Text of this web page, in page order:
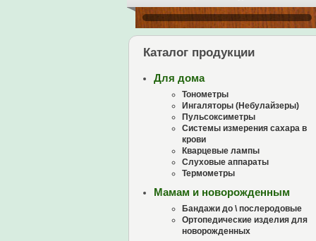
Каталог продукции
Для дома
Тонометры
Ингаляторы (Небулайзеры)
Пульсоксиметры
Системы измерения сахара в
крови
Кварцевые лампы
Слуховые аппараты
Термометры
Мамам и новорожденным
Бандажи до \ послеродовые
Ортопедические изделия для
новорожденных